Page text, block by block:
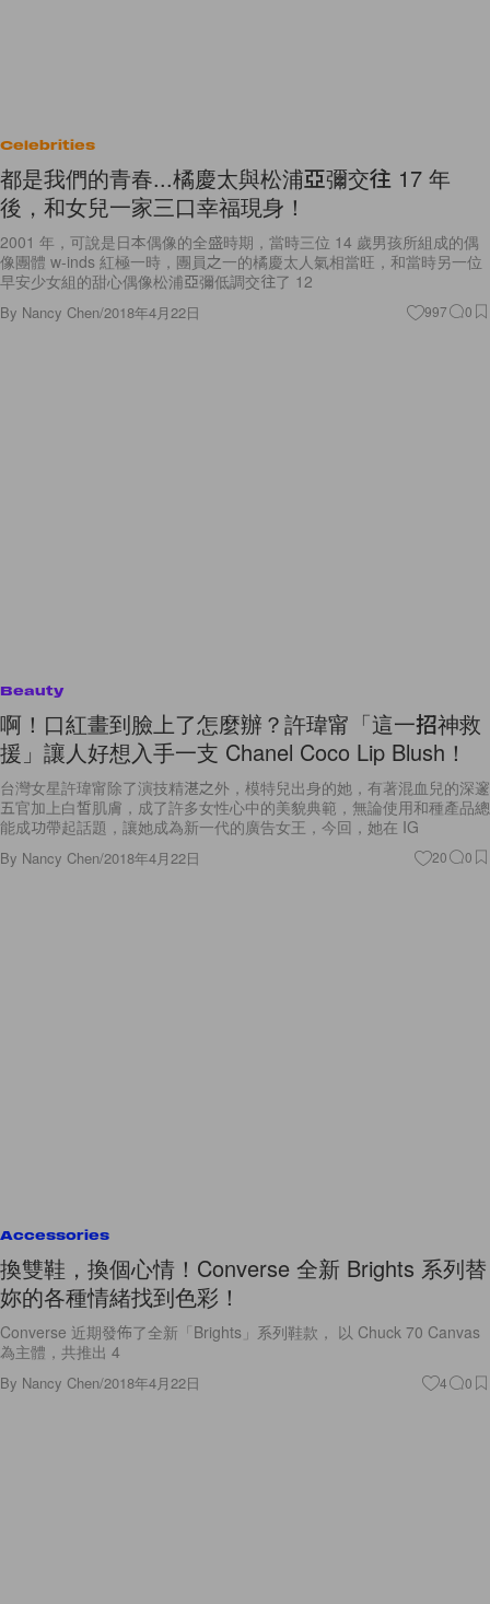
Celebrities
都是我們的青春...橘慶太與松浦亞彌交往 17 年
後，和女兒一家三口幸福現身！
2001 年，可說是日本偶像的全盛時期，當時三位 14 歲男孩所組成的偶
像團體 w-inds 紅極一時，團員之一的橘慶太人氣相當旺，和當時另一位
早安少女組的甜心偶像松浦亞彌低調交往了 12
By Nancy Chen/2018年4月22日 997 0
Beauty
啊！口紅畫到臉上了怎麼辦？許瑋甯「這一招神救
援」讓人好想入手一支 Chanel Coco Lip Blush！
台灣女星許瑋甯除了演技精湛之外，模特兒出身的她，有著混血兒的深邃
五官加上白皙肌膚，成了許多女性心中的美貌典範，無論使用和種產品總
能成功帶起話題，讓她成為新一代的廣告女王，今回，她在 IG
By Nancy Chen/2018年4月22日 20 0
Accessories
換雙鞋，換個心情！Converse 全新 Brights 系列替
妳的各種情緒找到色彩！
Converse 近期發佈了全新「Brights」系列鞋款， 以 Chuck 70 Canvas
為主體，共推出 4
By Nancy Chen/2018年4月22日 4 0